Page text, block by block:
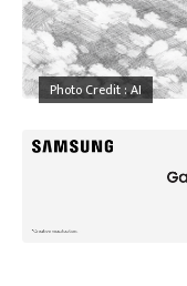
Photo Credit : AI